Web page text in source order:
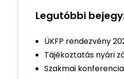
Legutóbbi
ÜKFP rendezvény
Tájékoztatás nyári
Szakmai